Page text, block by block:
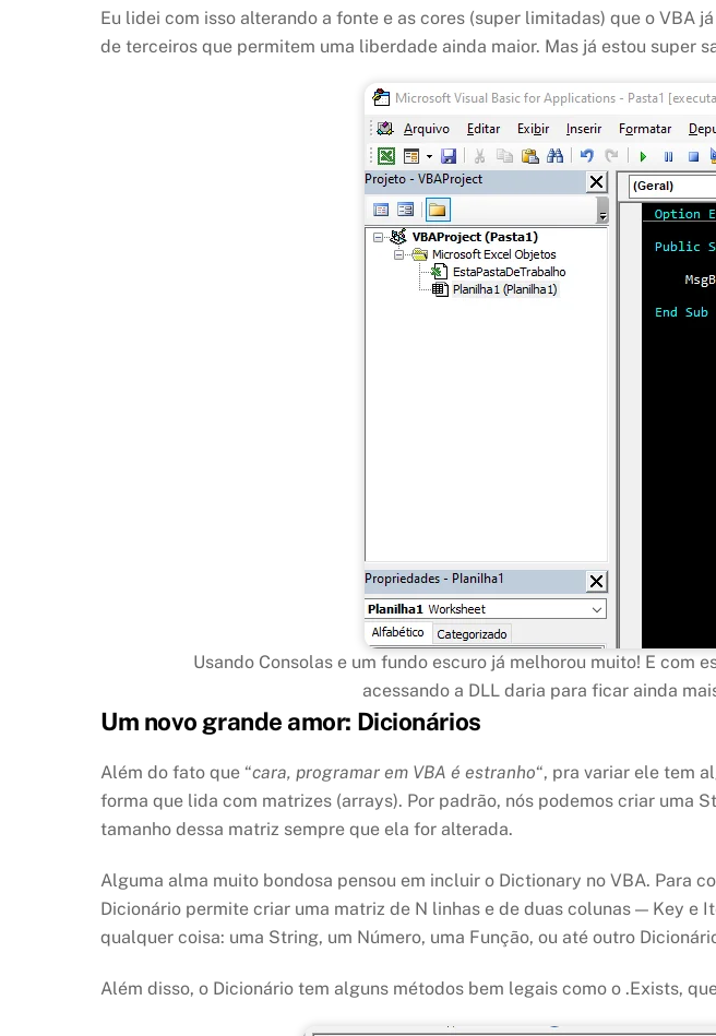
Eu lidei com isso alterando a fonte e as cores (super limitadas) que o VBA
de terceiros que permitem uma liberdade ainda maior. Mas já estou super
Usando Consolas e um fundo escuro já melhorou muito! E com
acessando a DLL daria para ficar ainda
Um novo grande amor: Dicionários
Além do fato que “cara, programar em VBA é estranho“, pra variar ele tem
forma que lida com matrizes (arrays). Por padrão, nós podemos criar uma
tamanho dessa matriz sempre que ela for alterada.
Alguma alma muito bondosa pensou em incluir o Dictionary no VBA. Para
Dicionário permite criar uma matriz de N linhas e de duas colunas — Key e
qualquer coisa: uma String, um Número, uma Função, ou até outro
Além disso, o Dicionário tem alguns métodos bem legais como o .Exists,